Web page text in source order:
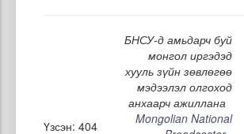
БНСУ-д амьдарч буй
монгол иргэдэд
хууль зүйн зөвлөгөө
мэдээлэл олгоход
анхаарч ажиллана
Үзсэн: 404
Mongolian National